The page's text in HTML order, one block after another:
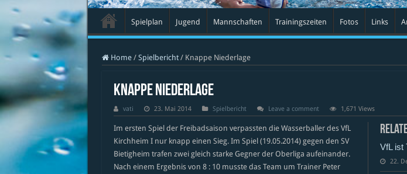
Spielplan Jugend Mannschaften Trainingszeiten Fotos Links
Home / Spielbericht / Knappe Niederlage
Knappe Niederlage
vati 23. Mai 2014 Spielbericht Leave a comment 1,671 Views
VfL ist
22.
Im ersten Spiel der Freibadsaison verpassten die Wasserballer des VfL
Kirchheim I nur knapp einen Sieg. Im Spiel (19.05.2014) gegen den SV
Bietigheim trafen zwei gleich starke Gegner der Oberliga aufeinander.
Nach einem Ergebnis von 8 : 10 musste das Team um Trainer Peter